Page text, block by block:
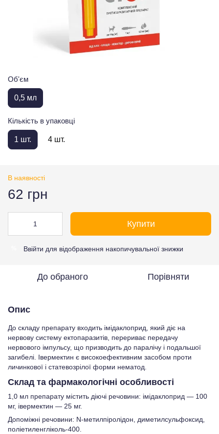
Об'єм
0,5 мл
Кількість в упаковці
1 шт. 4 шт.
В наявності
62 грн
Купити
Ввійти для відображення накопичувальної знижки
До обраного Порівняти
Опис
До складу препарату входить імідаклоприд, який діє на
нервову систему ектопаразитів, перериває передачу
нервового імпульсу, що призводить до паралічу і подальшої
загибелі. Івермектин є високоефективним засобом проти
личинкової і статевозрілої форми нематод.
Склад та фармакологічні особливості
1,0 мл препарату містить діючі речовини: імідаклоприд — 100
мг, івермектин — 25 мг.
Допоміжні речовини: N-метилпіролідон, диметилсульфоксид,
поліетиленгліколь-400.